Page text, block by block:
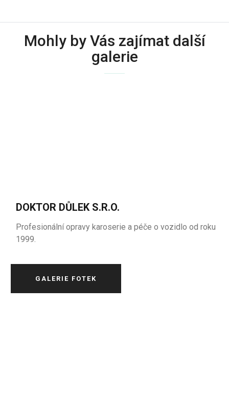
Mohly by Vás zajímat další
galerie
DOKTOR DŮLEK S.R.O.
Profesionální opravy karoserie a péče o vozidlo od roku
1999.
GALERIE FOTEK